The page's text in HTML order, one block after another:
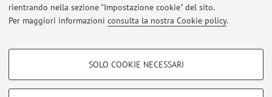
rientrando nella sezione "Impostazione cookie" del sito.
Per maggiori informazioni consulta la nostra Cookie policy.
COOKIE DI PROFILAZIONE - FACOLTATIVI
SOLO COOKIE NECESSARI
Accedi tramiteloginper gestire tutti i contenuti del sito.